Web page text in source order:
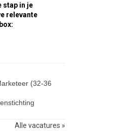
stap in je
relevante
(32-36
Alle vacatures »